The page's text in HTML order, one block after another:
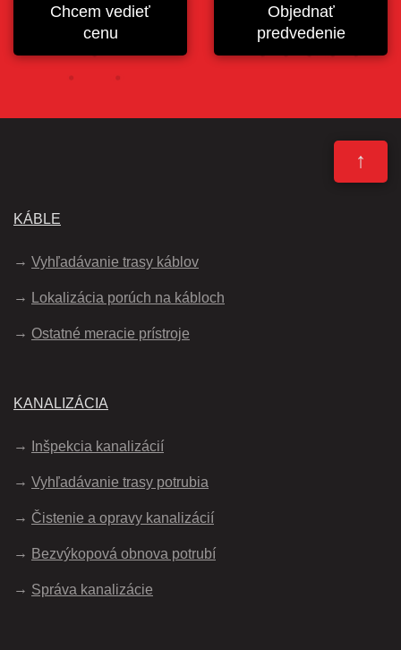
Chcem vedieť
cenu
Objednať
predvedenie
↑
KÁBLE
Vyhľadávanie trasy káblov
Lokalizácia porúch na kábloch
Ostatné meracie prístroje
KANALIZÁCIA
Inšpekcia kanalizácií
Vyhľadávanie trasy potrubia
Čistenie a opravy kanalizácií
Bezvýkopová obnova potrubí
Správa kanalizácie